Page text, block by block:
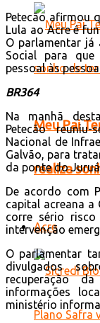
Meu Pai
realiza
Acre
Petecão afirmou
Lula ao Acre é
O parlamentar já
Social para
pessoal às
BR364
Na manhã
Petecão
Nacional de
Galvão, para
da ponte do
De acordo com
capital acreana a
corre sério
intervenção
O parlamentar
divulgados
recuperação
informações
ministério